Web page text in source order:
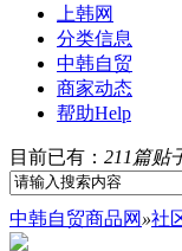
上韩网
分类信息
中韩自贸
商家动态
帮助Help
目前已有： 211篇贴
中韩自贸商品网 »社